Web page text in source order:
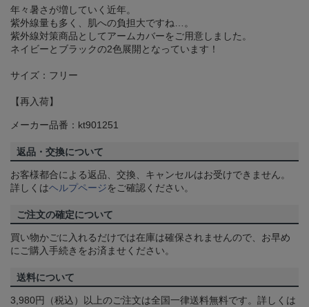
年々暑さが増していく近年。
紫外線量も多く、肌への負担大ですね…。
紫外線対策商品としてアームカバーをご用意しました。
ネイビーとブラックの2色展開となっています！
サイズ：フリー
【再入荷】
メーカー品番：kt901251
返品・交換について
お客様都合による返品、交換、キャンセルはお受けできません。
詳しくはヘルプページをご確認ください。
ご注文の確定について
買い物かごに入れるだけでは在庫は確保されませんので、お早め
にご購入手続きをお済ませください。
送料について
3,980円（税込）以上のご注文は全国一律送料無料です。詳しくは